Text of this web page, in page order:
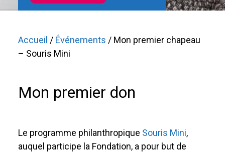
Accueil / Événements / Mon premier chapeau
– Souris Mini
Mon premier don
Le programme philanthropique Souris Mini,
auquel participe la Fondation, a pour but de